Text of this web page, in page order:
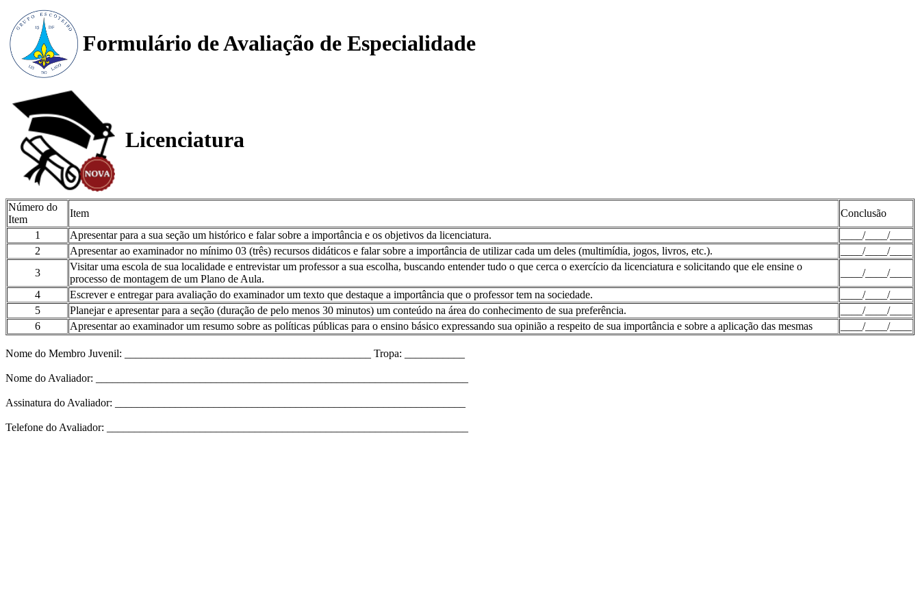
Formulário de Avaliação de Especialidade
Licenciatura
Número do
Item
Item
Conclusão
1
Apresentar para a sua seção um histórico e falar sobre a importância e os objetivos da licenciatura.
____/____/____
2
Apresentar ao examinador no mínimo 03 (três) recursos didáticos e falar sobre a importância de utilizar cada um deles (multimídia, jogos, livros, etc.).
____/____/____
3
Visitar uma escola de sua localidade e entrevistar um professor a sua escolha, buscando entender tudo o que cerca o exercício da licenciatura e solicitando que ele ensine o
processo de montagem de um Plano de Aula.
____/____/____
4
Escrever e entregar para avaliação do examinador um texto que destaque a importância que o professor tem na sociedade.
____/____/____
5
Planejar e apresentar para a seção (duração de pelo menos 30 minutos) um conteúdo na área do conhecimento de sua preferência.
____/____/____
6
Apresentar ao examinador um resumo sobre as políticas públicas para o ensino básico expressando sua opinião a respeito de sua importância e sobre a aplicação das mesmas ____/____/____
Nome do Membro Juvenil: _____________________________________________ Tropa: ___________
Nome do Avaliador: ____________________________________________________________________
Assinatura do Avaliador: ________________________________________________________________
Telefone do Avaliador: __________________________________________________________________